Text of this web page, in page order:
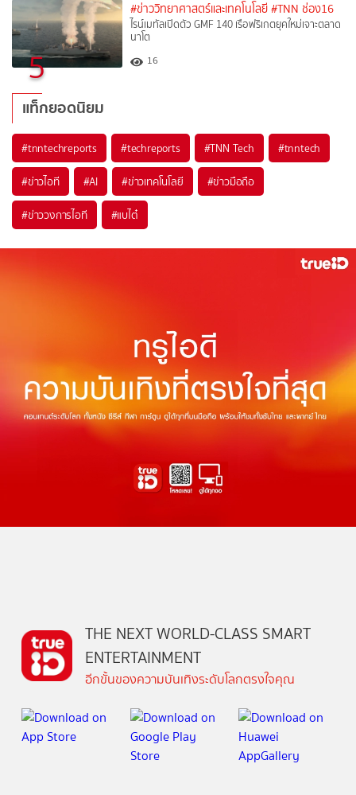
5
#ข่าววิทยาศาสตร์และเทคโนโลยี #TNN ช่อง16
ไรน์เมทัลเปิดตัว GMF 140 เรือฟริเกตยุคใหม่เจาะตลาด
นาโต
16
แท็กยอดนิยม
#tnntechreports #techreports #TNN Tech #tnntech
#ข่าวไอที #AI #ข่าวเทคโนโลยี #ข่าวมือถือ
#ข่าววงการไอที #แบไต๋
THE NEXT WORLD-CLASS SMART
ENTERTAINMENT
อีกขั้นของความบันเทิงระดับโลกตรงใจคุณ